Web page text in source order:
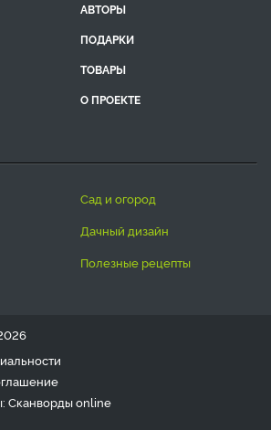
АВТОРЫ
ПОДАРКИ
ТОВАРЫ
О ПРОЕКТЕ
сад и огород
дачный дизайн
полезные рецепты
Сканвордыonline